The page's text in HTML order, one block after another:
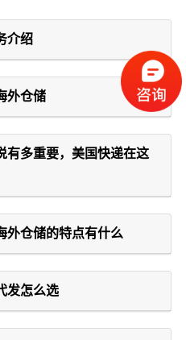
介绍
外仓储
有多重要，美国快递在这
外仓储的特点有什么
发怎么选